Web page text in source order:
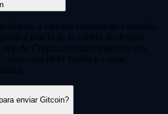
a carteras externas no custodias.
exacta de la cartera de destino.
de Crypto.com para transferir sus
DeFi Wallet o a otras
enviar Gitcoin?